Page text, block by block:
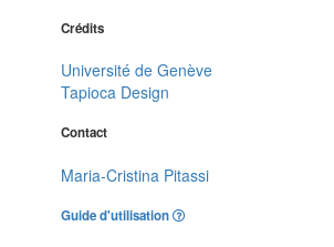
Crédits
Université de Genève
Tapioca Design
Contact
Maria-Cristina Pitassi
Guide d'utilisation